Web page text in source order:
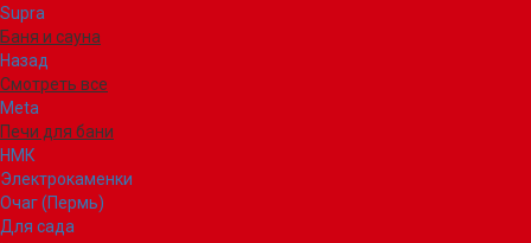
Supra
Баня и сауна
Назад
Смотреть все
Meta
Печи для бани
НМК
Электрокаменки
Очаг (Пермь)
Для сада